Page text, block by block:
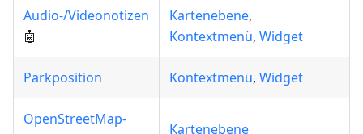
Audio-/Videonotizen
🤖
Kartenebene,
Kontextmenü, Widget
Parkposition Kontextmenü, Widget
OpenStreetMap-
Kartenebene